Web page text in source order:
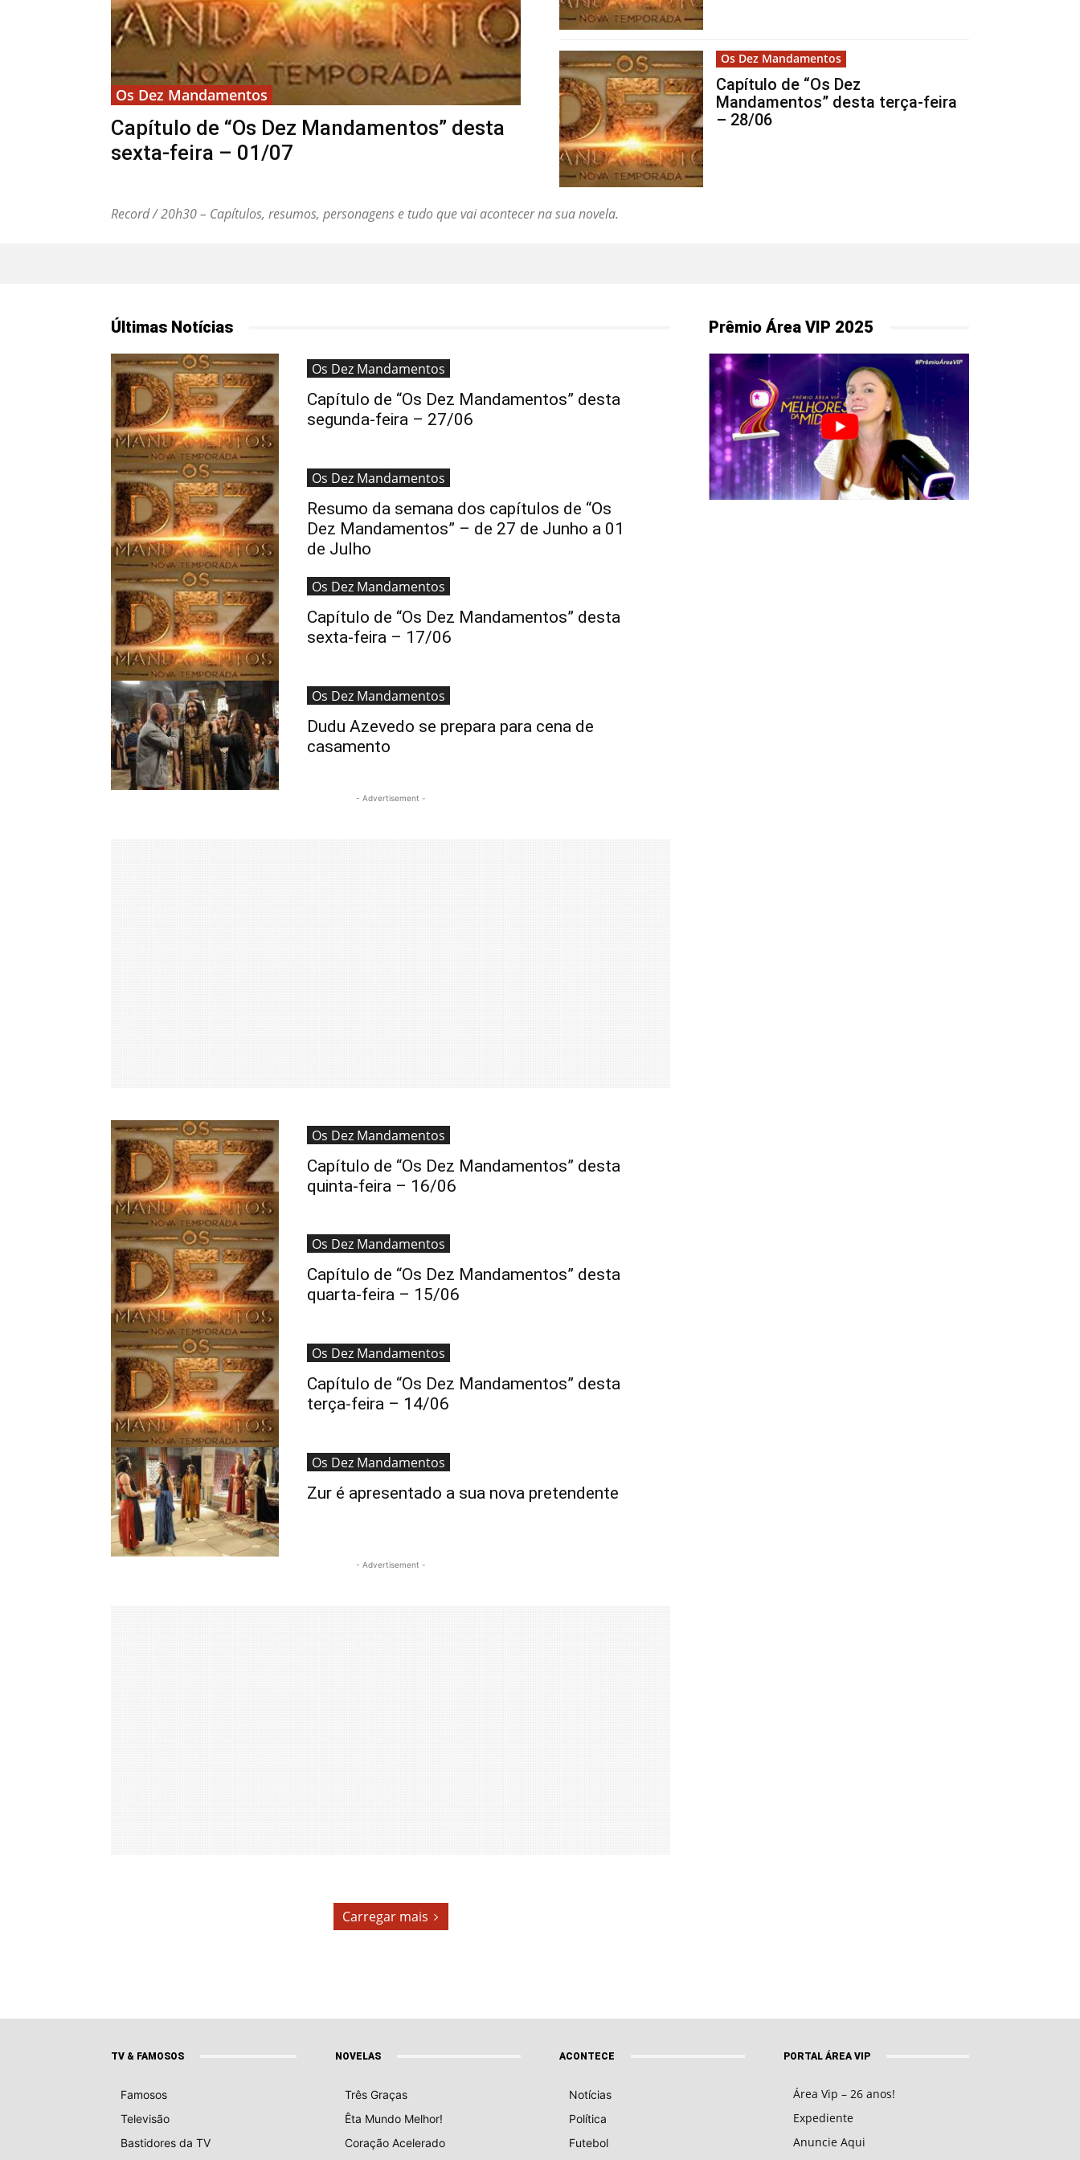
Os Dez Mandamentos
Capítulo de “Os Dez Mandamentos” desta
sexta-feira – 01/07
Os Dez Mandamentos
Capítulo de “Os Dez
Mandamentos” desta terça-feira
– 28/06
Record / 20h30 – Capítulos, resumos, personagens e tudo que vai acontecer na sua novela.
Últimas Notícias
Os Dez Mandamentos
Capítulo de “Os Dez Mandamentos” desta
segunda-feira – 27/06
Os Dez Mandamentos
Resumo da semana dos capítulos de “Os
Dez Mandamentos” – de 27 de Junho a 01
de Julho
Os Dez Mandamentos
Capítulo de “Os Dez Mandamentos” desta
sexta-feira – 17/06
Os Dez Mandamentos
Dudu Azevedo se prepara para cena de
casamento
- Advertisement -
Os Dez Mandamentos
Capítulo de “Os Dez Mandamentos” desta
quinta-feira – 16/06
Os Dez Mandamentos
Capítulo de “Os Dez Mandamentos” desta
quarta-feira – 15/06
Os Dez Mandamentos
Capítulo de “Os Dez Mandamentos” desta
terça-feira – 14/06
Os Dez Mandamentos
Zur é apresentado a sua nova pretendente
- Advertisement -
Carregar mais
Prêmio Área VIP 2025
TV & FAMOSOS
Famosos
Televisão
Bastidores da TV
NOVELAS
Três Graças
Êta Mundo Melhor!
Coração Acelerado
ACONTECE
Notícias
Política
Futebol
PORTAL ÁREA VIP
Área Vip – 26 anos!
Expediente
Anuncie Aqui